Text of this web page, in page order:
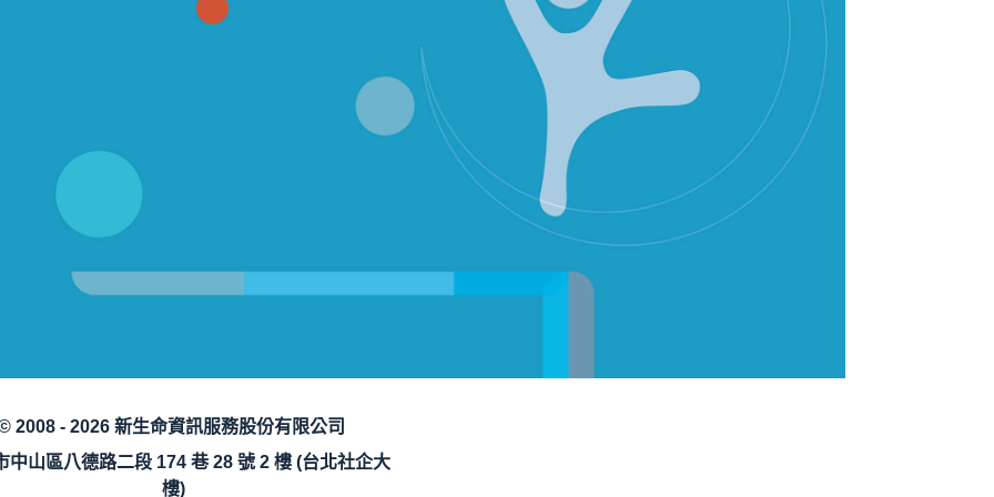
2008 - 2026 新生命資訊服務股份有限公司
中山區八德路二段 174 巷 28 號 2 樓 (台北社企大
樓)